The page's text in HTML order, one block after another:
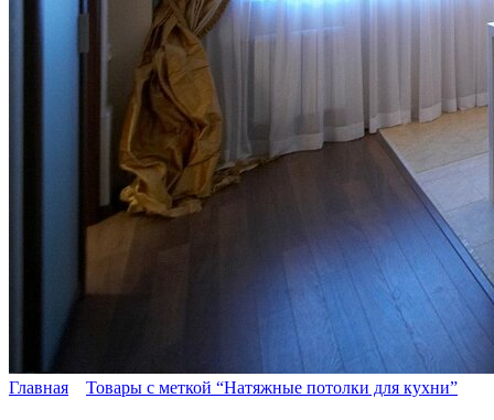
Главная Товары с меткой “Натяжные потолки для кухни”